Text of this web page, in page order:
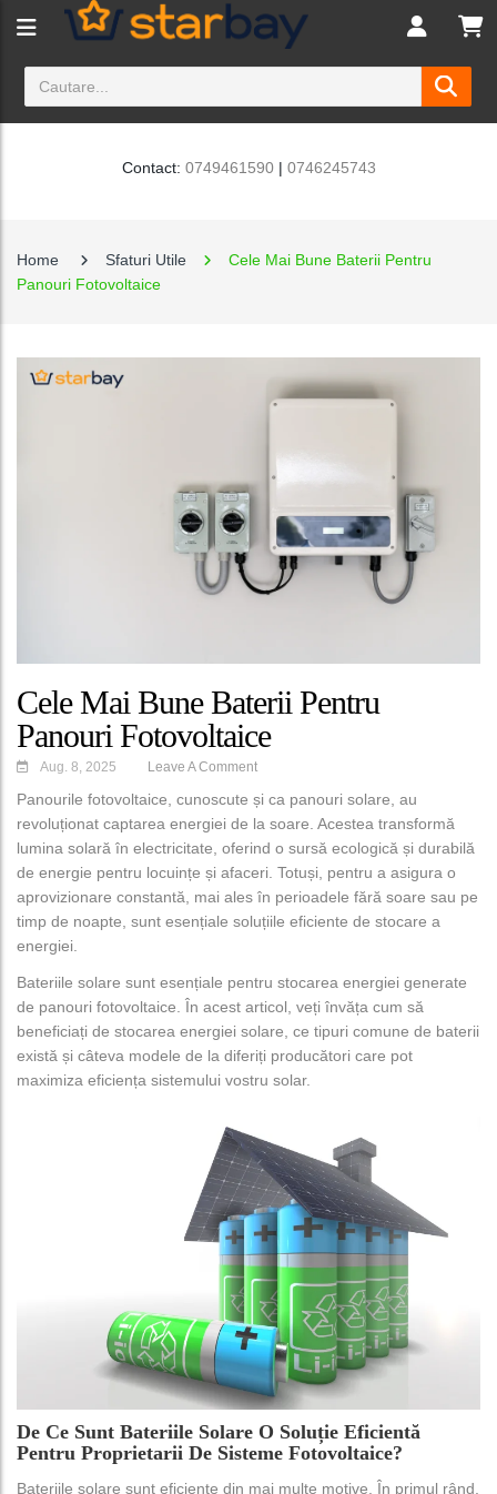
Contact: 0749461590| 0746245743
Home Sfaturi Utile
Cele Mai Bune Baterii Pentru
Panouri Fotovoltaice
Cele Mai Bune Baterii Pentru
Panouri Fotovoltaice
Aug. 8, 2025 Leave A Comment
Panourile fotovoltaice , cunoscute și ca panouri solare, au
revoluționat captarea energiei de la soare. Acestea transformă
lumina solară în electricitate, oferind o sursă ecologică și durabilă
de energie pentru locuințe și afaceri. Totuși, pentru a asigura o
aprovizionare constantă, mai ales în perioadele fără soare sau pe
timp de noapte, sunt esențiale soluțiile eficiente de stocare a
energiei.
Bateriile solare sunt esențiale pentru stocarea energiei generate
de panouri fotovoltaice. În acest articol, veți învăța cum să
beneficiați de stocarea energiei solare, ce tipuri comune de baterii
există și câteva modele de la diferiți producători care pot
maximiza eficiența sistemului vostru solar.
De Ce Sunt Bateriile Solare O Soluție Eficientă
Pentru Proprietarii De Sisteme Fotovoltaice?
Bateriile solare sunt eficiente din mai multe motive. În primul rând,